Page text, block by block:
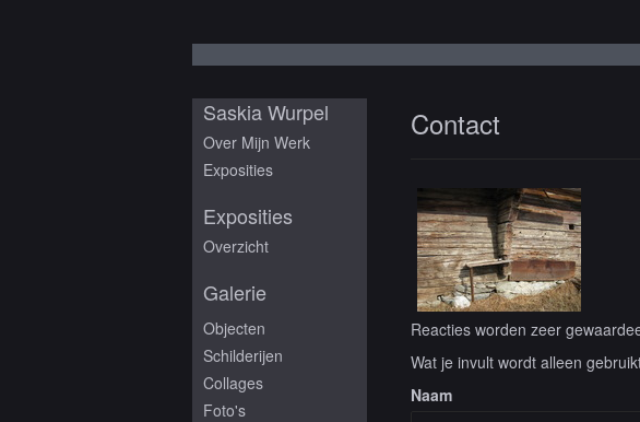
Contact
Reacties worden zeer
Wat je invult wordt alleen
Naam
Saskia Wurpel
Over Mijn Werk
Exposities
Exposities
Overzicht
Galerie
Objecten
Schilderijen
Collages
Foto's